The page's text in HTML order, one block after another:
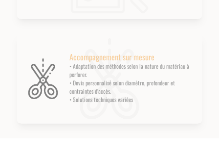
Accompagnement sur mesure
• Adaptation des méthodes selon la nature du matériau à
perforer.
• Devis personnalisé selon diamètre, profondeur et
contraintes d’accès.
• Solutions techniques variées